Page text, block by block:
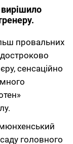
провальних
достроково
сенсаційно
головного